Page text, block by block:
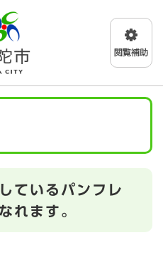
ばして本文へ
ているパンフレ
れます。